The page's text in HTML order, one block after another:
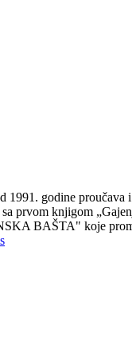
1991. godine
prvom knjigom
BAŠTA" koje